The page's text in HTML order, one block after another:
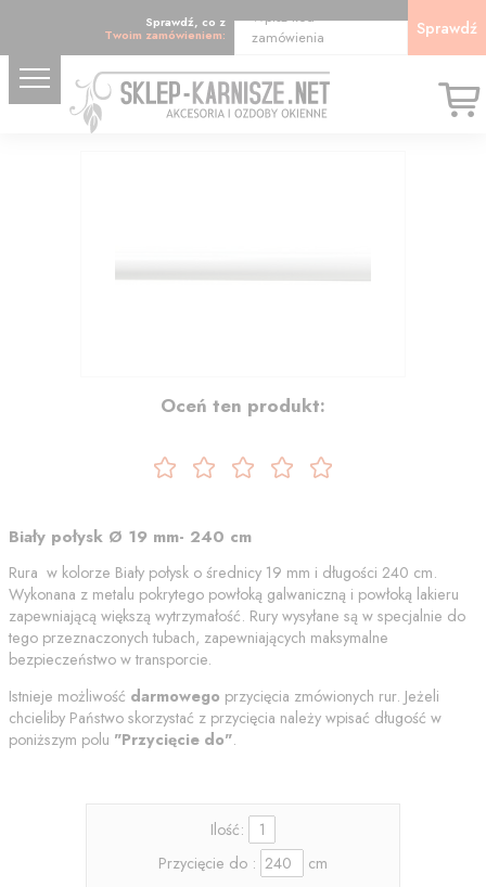
Sprawdź, co z
Twoim zamówieniem:
Wpisz kod
zamówienia
Sprawdź
Oceń ten produkt:
Biały połysk Ø 19 mm- 240 cm
Rura w kolorze Biały połysk o średnicy 19 mm i długości 240 cm.
Wykonana z metalu pokrytego powłoką galwaniczną i powłoką lakieru
zapewniającą większą wytrzymałość. Rury wysyłane są w specjalnie do
tego przeznaczonych tubach, zapewniających maksymalne
bezpieczeństwo w transporcie.
Istnieje możliwość darmowego przycięcia zmówionych rur. Jeżeli
chcieliby Państwo skorzystać z przycięcia należy wpisać długość w
poniższym polu "Przycięcie do".
Ilość:
Przycięcie do :
cm